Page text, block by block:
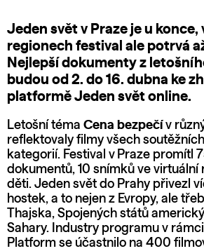
Jeden svět v Praze je u konce,
regionech festival ale potrvá
Nejlepší dokumenty z
budou od 2. do 16. dubna ke
platformě Jeden svět online.
Letošní téma Cena bezpečí v
reflektovaly filmy všech
kategorií. Festival v Praze promítl
dokumentů, 10 snímků ve virtuální
děti. Jeden svět do Prahy přivezl
hostek, a to nejen z Evropy, ale
Thajska, Spojených států
Sahary. Industry programu v
Platform se účastnilo na 400